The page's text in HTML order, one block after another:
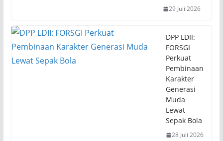
29 Juli 2026
DPP LDII:
FORSGI
Perkuat
Pembinaan
Karakter
Generasi
Muda
Lewat
Sepak Bola
28 Juli 2026